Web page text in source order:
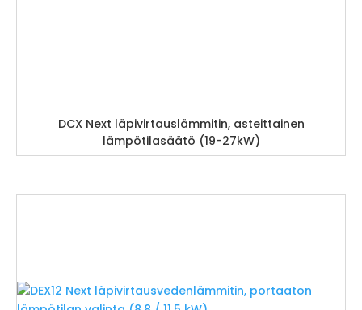
DCX Next läpivirtauslämmitin, asteittainen
lämpötilasäätö (19-27kW)